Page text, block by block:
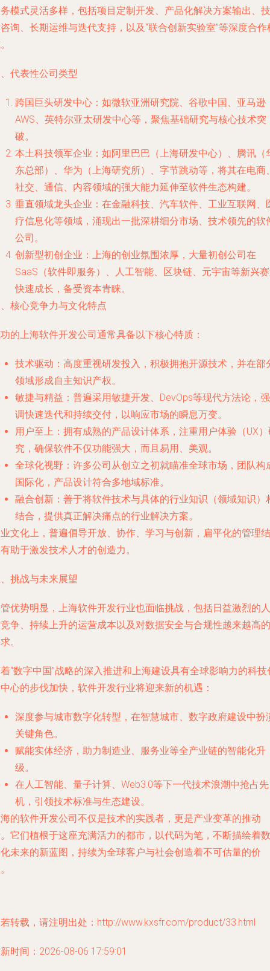
模式灵活多样，包括项目定制开发、产品化解决方案输出、技
询、长期运维与迭代支持，以及“联合创新实验室”等深度合作
代表性公司类型
跨国巨头研发中心：如微软亚洲研究院、谷歌中国、亚马逊
AWS、英特尔亚太研发中心等，聚焦基础研究与核心技术突
破。
本土科技领军企业：如阿里巴巴（上海研发中心）、腾讯（
东总部）、华为（上海研究所）、字节跳动等，将其在电商
社交、通信、内容领域的强大能力延伸至软件生态构建。
垂直领域龙头企业：在金融科技、汽车软件、工业互联网、
疗信息化等领域，涌现出一批深耕细分市场、技术领先的软
公司。
创新型初创企业：上海的创业氛围浓厚，大量初创公司在
SaaS（软件即服务）、人工智能、区块链、元宇宙等新兴
快速成长，备受资本青睐。
核心竞争力与文化特点
的上海软件开发公司通常具备以下核心特质：
技术驱动 ：高度重视研发投入，积极拥抱开源技术，并在部
领域形成自主知识产权。
敏捷与精益 ：普遍采用敏捷开发、DevOps等现代方法论，强
调快速迭代和持续交付，以响应市场的瞬息万变。
用户至上 ：拥有成熟的产品设计体系，注重用户体验（UX
究，确保软件不仅功能强大，而且易用、美观。
全球化视野 ：许多公司从创立之初就瞄准全球市场，团队构
国际化，产品设计符合多地域标准。
融合创新 ：善于将软件技术与具体的行业知识（领域知识）
结合，提供真正解决痛点的行业解决方案。
文化上，普遍倡导开放、协作、学习与创新，扁平化的管理结
助于激发技术人才的创造力。
挑战与未来展望
优势明显，上海软件开发行业也面临挑战，包括日益激烈的人
争、持续上升的运营成本以及对数据安全与合规性越来越高的
。
“数字中国”战略的深入推进和上海建设具有全球影响力的科技
心的步伐加快，软件开发行业将迎来新的机遇：
深度参与城市数字化转型，在智慧城市、数字政府建设中扮
关键角色。
赋能实体经济，助力制造业、服务业等全产业链的智能化升
级。
在人工智能、量子计算、Web3.0等下一代技术浪潮中抢占先
机，引领技术标准与生态建设。
的软件开发公司不仅是技术的实践者，更是产业变革的推动
它们植根于这座充满活力的都市，以代码为笔，不断描绘着数
未来的新蓝图，持续为全球客户与社会创造着不可估量的价
转载，请注明出处：http://www.kxsfr.com/product/33.html
时间：2026-08-06 17:59:01